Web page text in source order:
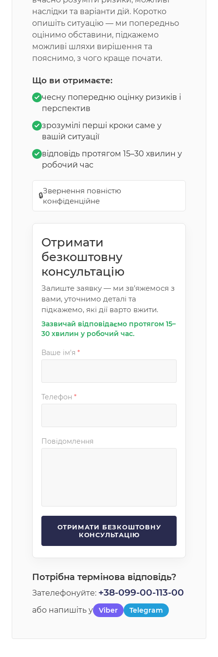
наслідки та варіанти дій. Коротко
опишіть ситуацію — ми попередньо
оцінимо обставини, підкажемо
можливі шляхи вирішення та
пояснимо, з чого краще почати.
Що ви отримаєте:
чесну попередню оцінку ризиків і
перспектив
зрозумілі перші кроки саме у
вашій ситуації
відповідь протягом 15–30 хвилин у
робочий час
🔒
Звернення повністю
конфіденційне
Отримати
безкоштовну
консультацію
Залиште заявку — ми зв’яжемося з
вами, уточнимо деталі та
підкажемо, які дії варто вжити.
Зазвичай відповідаємо протягом 15–
30 хвилин у робочий час.
Ваше ім'я *
Телефон *
Повідомлення
Потрібна термінова відповідь?
Зателефонуйте: +38-099-00-113-00
або напишіть у Viber Telegram